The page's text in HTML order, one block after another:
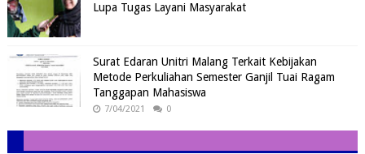
Lupa Tugas Layani Masyarakat
Surat Edaran Unitri Malang Terkait Kebijakan
Metode Perkuliahan Semester Ganjil Tuai Ragam
Tanggapan Mahasiswa
7/04/2021 0